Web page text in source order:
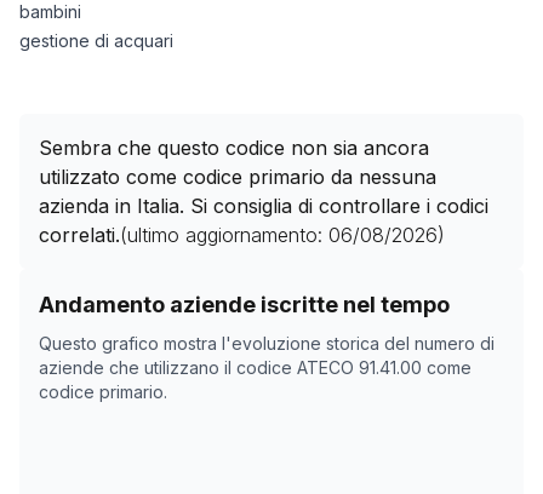
bambini
gestione di acquari
Sembra che questo codice non sia ancora
utilizzato come codice primario da nessuna
azienda in Italia. Si consiglia di controllare i codici
correlati.(ultimo aggiornamento: 06/08/2026)
Andamento aziende iscritte nel tempo
Questo grafico mostra l'evoluzione storica del numero di
aziende che utilizzano il codice ATECO 91.41.00 come
codice primario.
Storico numero di aziende con codice ATECO
Data rilevazione
15/04/2025
0
07/11/2025